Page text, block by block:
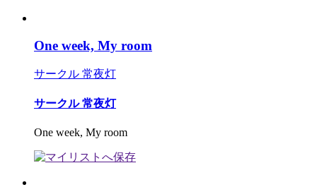
One week, My room
サークル 常夜灯
サークル 常夜灯
One week, My room